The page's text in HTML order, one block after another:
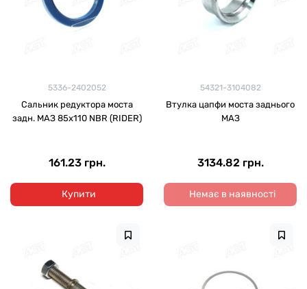
5336-2402052
Сальник редуктора моста
задн. МАЗ 85х110 NBR (RIDER)
161.23 грн.
Купити
54321-3104082
Втулка цапфи моста заднього
МАЗ
3134.82 грн.
Немає в наявності